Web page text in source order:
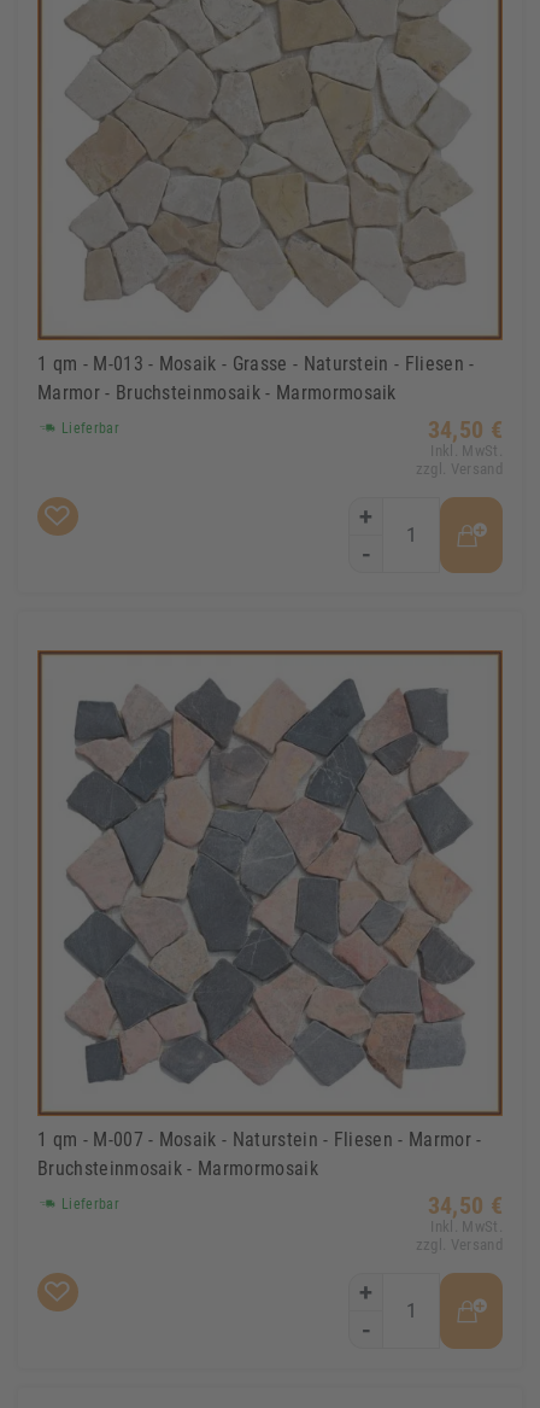
1 qm - M-013 - Mosaik - Grasse - Naturstein - Fliesen -
Marmor - Bruchsteinmosaik - Marmormosaik
Lieferbar 34,50 €
Inkl. MwSt.
zzgl. Versand
+
-
1 qm - M-007 - Mosaik - Naturstein - Fliesen - Marmor -
Bruchsteinmosaik - Marmormosaik
Lieferbar 34,50 €
Inkl. MwSt.
zzgl. Versand
+
-